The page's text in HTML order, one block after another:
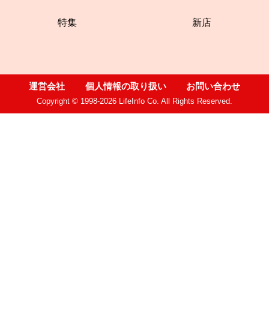
特集 新店
運営会社 個人情報の取り扱い お問い合わせ
Copyright © 1998-2026 LifeInfo Co. All Rights Reserved.